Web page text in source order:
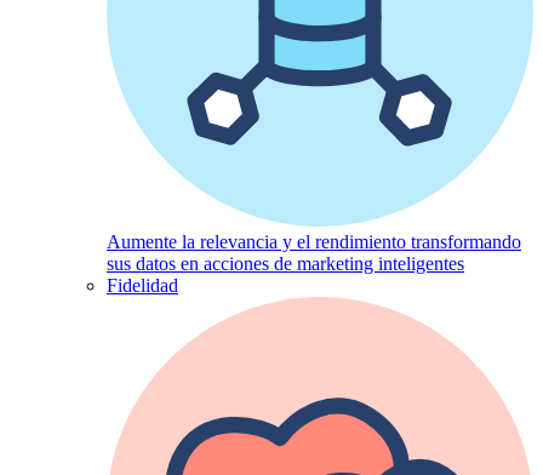
Aumente la relevancia y el rendimiento transformando
sus datos en acciones de marketing inteligentes
Fidelidad